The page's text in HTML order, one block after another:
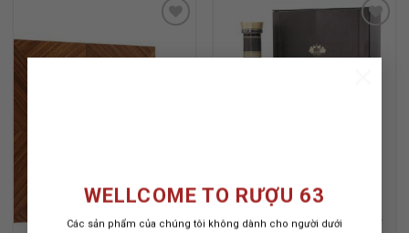
WELLCOME TO RƯỢU 63
Các sản phẩm của chúng tôi không dành cho người dưới